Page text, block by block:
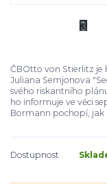
ČBOtto von Stierlitz je
Juliana Semjonova
svého riskantního
ho informuje ve věci
Bormann pochopí, jak
Dostupnost